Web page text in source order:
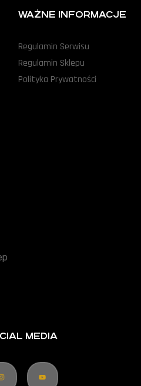
WAŻNE INFORMACJE
Regulamin Serwisu
Regulamin Sklepu
Polityka Prywatności
MEDIA